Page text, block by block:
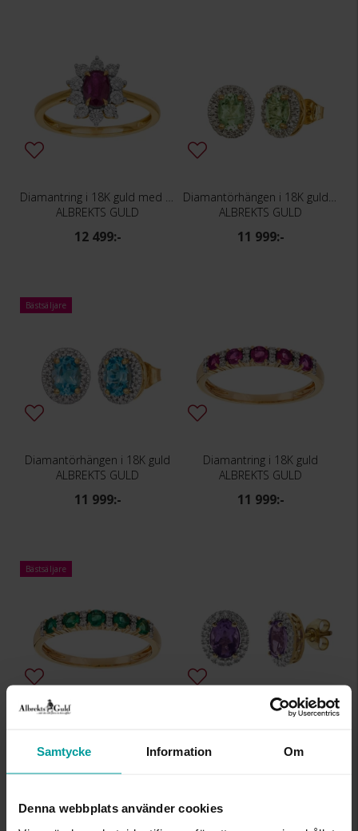
Samtycke Information Om
Denna webbplats använder cookies
ALBREKTS GULD
12 499:-
ALBREKTS GULD
11 999:-
Bästsäljare
Diamantörhängen i 18K guld
ALBREKTS GULD
11 999:-
Diamantring i 18K guld
ALBREKTS GULD
11 999:-
Bästsäljare